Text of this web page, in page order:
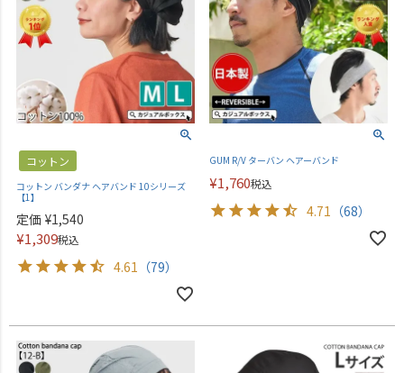
コットン
コットン バンダナ ヘアバンド 10シリーズ
【1】
定価 ¥1,540
¥1,309税込
4.61 （79）
GUM R/V ターバン ヘアーバンド
¥1,760税込
4.71 （68）